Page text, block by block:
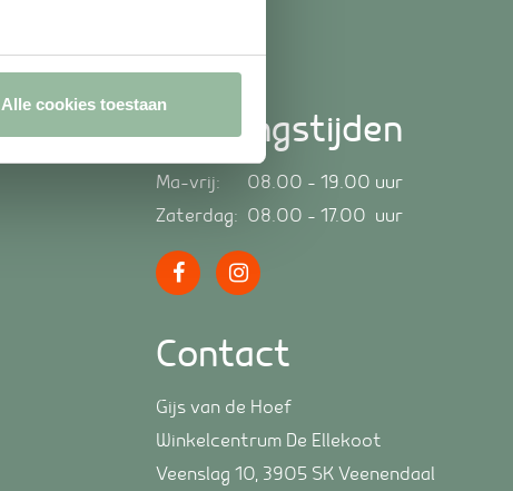
Alle cookies toestaan
Openingstijden
Ma-vrij: 08.00 – 19.00 uur
Zaterdag: 08.00 – 17.00 uur
Contact
Gijs van de Hoef
Winkelcentrum De Ellekoot
Veenslag 10, 3905 SK Veenendaal